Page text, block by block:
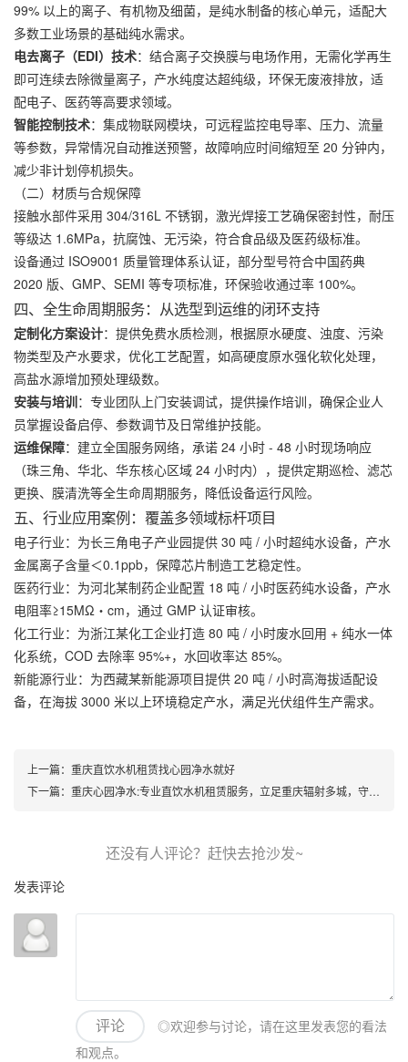
99% 以上的离子、有机物及细菌，是纯水制备的核心单元，适配大
多数工业场景的基础纯水需求。
电去离子（EDI）技术：结合离子交换膜与电场作用，无需化学再生
即可连续去除微量离子，产水纯度达超纯级，环保无废液排放，适
配电子、医药等高要求领域。
智能控制技术：集成物联网模块，可远程监控电导率、压力、流量
等参数，异常情况自动推送预警，故障响应时间缩短至 20 分钟内，
减少非计划停机损失。
（二）材质与合规保障
接触水部件采用 304/316L 不锈钢，激光焊接工艺确保密封性，耐压
等级达 1.6MPa，抗腐蚀、无污染，符合食品级及医药级标准。
设备通过 ISO9001 质量管理体系认证，部分型号符合中国药典
2020 版、GMP、SEMI 等专项标准，环保验收通过率 100%。
四、全生命周期服务：从选型到运维的闭环支持
定制化方案设计：提供免费水质检测，根据原水硬度、浊度、污染
物类型及产水要求，优化工艺配置，如高硬度原水强化软化处理，
高盐水源增加预处理级数。
安装与培训：专业团队上门安装调试，提供操作培训，确保企业人
员掌握设备启停、参数调节及日常维护技能。
运维保障：建立全国服务网络，承诺 24 小时 - 48 小时现场响应
（珠三角、华北、华东核心区域 24 小时内），提供定期巡检、滤芯
更换、膜清洗等全生命周期服务，降低设备运行风险。
五、行业应用案例：覆盖多领域标杆项目
电子行业：为长三角电子产业园提供 30 吨 / 小时超纯水设备，产水
金属离子含量＜0.1ppb，保障芯片制造工艺稳定性。
医药行业：为河北某制药企业配置 18 吨 / 小时医药纯水设备，产水
电阻率≥15MΩ・cm，通过 GMP 认证审核。
化工行业：为浙江某化工企业打造 80 吨 / 小时废水回用 + 纯水一体
化系统，COD 去除率 95%+，水回收率达 85%。
新能源行业：为西藏某新能源项目提供 20 吨 / 小时高海拔适配设
备，在海拔 3000 米以上环境稳定产水，满足光伏组件生产需求。
上一篇： 重庆直饮水机租赁找心园净水就好
下一篇： 重庆心园净水:专业直饮水机租赁服务，立足重庆辐射多城，守护全民健康饮水
发表评论
评论
◎欢迎参与讨论，请在这里发表您的看法
和观点。